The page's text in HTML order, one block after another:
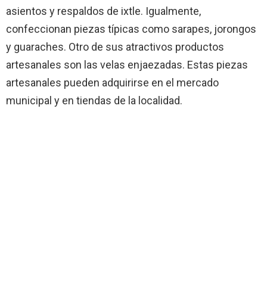
asientos y respaldos de ixtle. Igualmente,
confeccionan piezas típicas como sarapes, jorongos
y guaraches. Otro de sus atractivos productos
artesanales son las velas enjaezadas. Estas piezas
artesanales pueden adquirirse en el mercado
municipal y en tiendas de la localidad.